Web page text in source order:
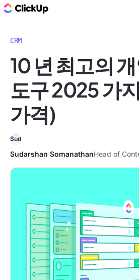
CRM
10 년 최고의
도구 2025 가
가격)
Sudarshan SomanathanHead of